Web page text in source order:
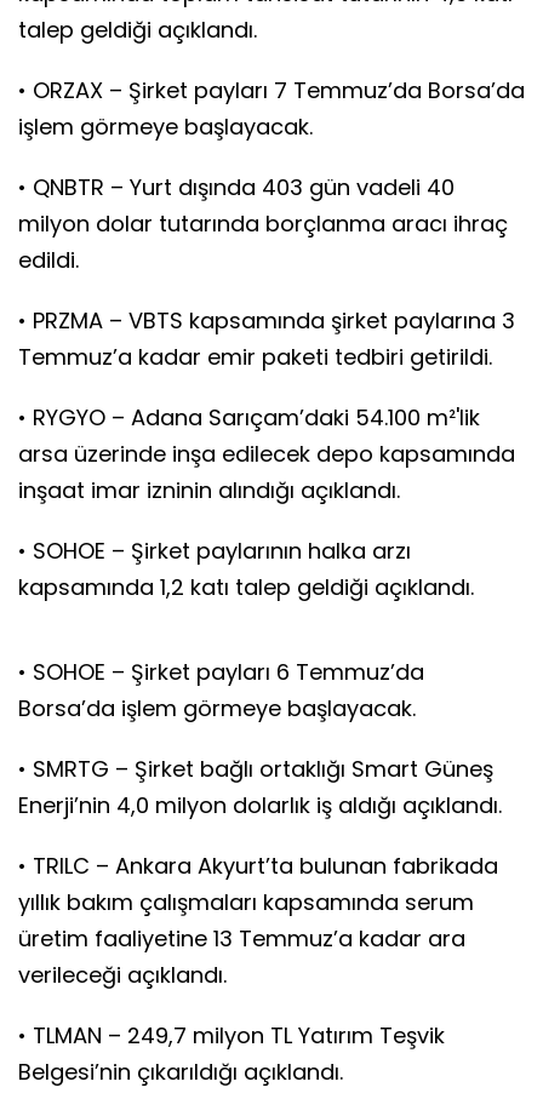
talep geldiği açıklandı.
• ORZAX – Şirket payları 7 Temmuz’da Borsa’da
işlem görmeye başlayacak.
• QNBTR – Yurt dışında 403 gün vadeli 40
milyon dolar tutarında borçlanma aracı ihraç
edildi.
• PRZMA – VBTS kapsamında şirket paylarına 3
Temmuz’a kadar emir paketi tedbiri getirildi.
• RYGYO – Adana Sarıçam’daki 54.100 m²'lik
arsa üzerinde inşa edilecek depo kapsamında
inşaat imar izninin alındığı açıklandı.
• SOHOE – Şirket paylarının halka arzı
kapsamında 1,2 katı talep geldiği açıklandı.
• SOHOE – Şirket payları 6 Temmuz’da
Borsa’da işlem görmeye başlayacak.
• SMRTG – Şirket bağlı ortaklığı Smart Güneş
Enerji’nin 4,0 milyon dolarlık iş aldığı açıklandı.
• TRILC – Ankara Akyurt’ta bulunan fabrikada
yıllık bakım çalışmaları kapsamında serum
üretim faaliyetine 13 Temmuz’a kadar ara
verileceği açıklandı.
• TLMAN – 249,7 milyon TL Yatırım Teşvik
Belgesi’nin çıkarıldığı açıklandı.